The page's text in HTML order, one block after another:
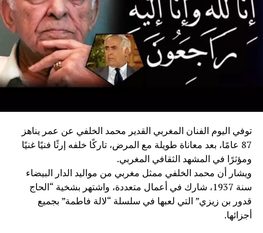
توفي اليوم الفنان المغربي القدير محمد الخلفي عن عمر يناهز
87 عامًا، بعد معاناة طويلة مع المرض، تاركًا خلفه إرثًا فنيًا غنيًا
ومؤثرًا في المشهد الثقافي المغربي.
ويشار أن محمد الخلفي ممثل مغربي من مواليد الدار البيضاء
سنة 1937، شارك في أعمال متعددة، واشتهر بشخية “الحاج
قدور بن زيزي” التي لعبها في سلسلة “لالة فاطمة” بجميع
أجزائها.